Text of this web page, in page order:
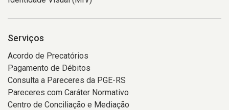
Serviços
Acordo de Precatórios
Pagamento de Débitos
Consulta a Pareceres da PGE-RS
Pareceres com Caráter Normativo
Centro de Conciliação e Mediação